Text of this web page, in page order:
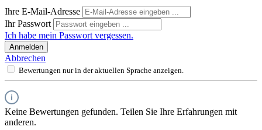
Ihre E-Mail-Adresse
Ihr Passwort
Ich habe mein Passwort vergessen.
Anmelden
Abbrechen
Bewertungen nur in der aktuellen Sprache anzeigen.
Keine Bewertungen gefunden. Teilen Sie Ihre Erfahrungen mit
anderen.